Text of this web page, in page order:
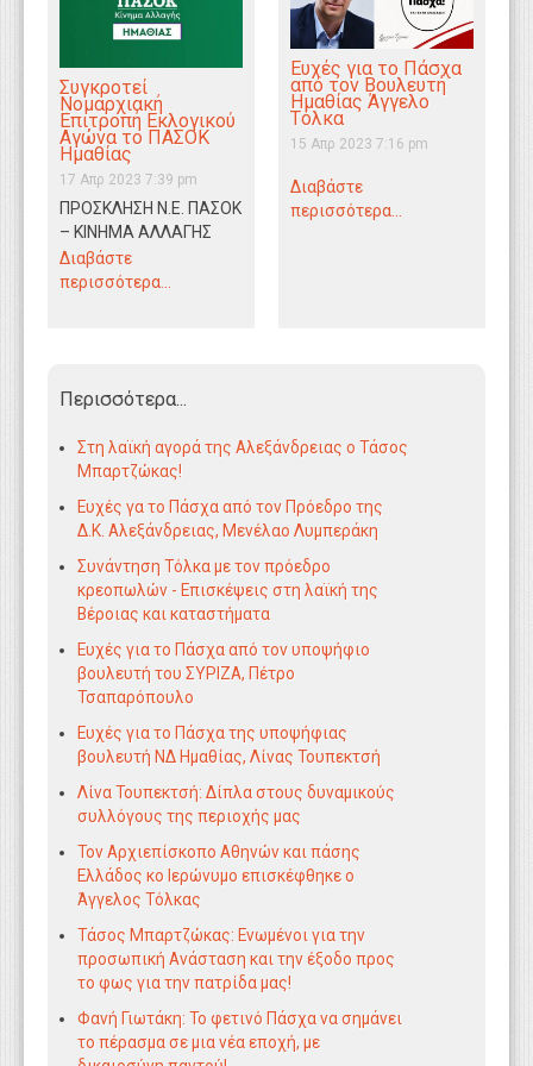
Συγκροτεί
Νομαρχιακή
Επιτροπή Εκλογικού
Αγώνα το ΠΑΣΟΚ
Ημαθίας
17 Απρ 2023 7:39 pm
ΠΡΟΣΚΛΗΣΗ Ν.Ε. ΠΑΣΟΚ
– ΚΙΝΗΜΑ ΑΛΛΑΓΗΣ
ΗΜΑΘΙΑΣ Εν όψει της
επερχομένης
Διαβάστε
περισσότερα...
Ευχές για το Πάσχα
από τον Βουλευτή
Ημαθίας Άγγελο
Τόλκα
15 Απρ 2023 7:16 pm
Διαβάστε
περισσότερα...
Περισσότερα...
Στη λαϊκή αγορά της Αλεξάνδρειας ο Τάσος
Μπαρτζώκας!
Ευχές γα το Πάσχα από τον Πρόεδρο της
Δ.Κ. Αλεξάνδρειας, Μενέλαο Λυμπεράκη
Συνάντηση Τόλκα με τον πρόεδρο
κρεοπωλών - Επισκέψεις στη λαϊκή της
Βέροιας και καταστήματα
Ευχές για το Πάσχα από τον υποψήφιο
βουλευτή του ΣΥΡΙΖΑ, Πέτρο
Τσαπαρόπουλο
Ευχές για το Πάσχα της υποψήφιας
βουλευτή ΝΔ Ημαθίας, Λίνας Τουπεκτσή
Λίνα Τουπεκτσή: Δίπλα στους δυναμικούς
συλλόγους της περιοχής μας
Τον Αρχιεπίσκοπο Αθηνών και πάσης
Ελλάδος κο Ιερώνυμο επισκέφθηκε ο
Άγγελος Τόλκας
Τάσος Μπαρτζώκας: Ενωμένοι για την
προσωπική Ανάσταση και την έξοδο προς
το φως για την πατρίδα μας!
Φανή Γιωτάκη: Το φετινό Πάσχα να σημάνει
το πέρασμα σε μια νέα εποχή, με